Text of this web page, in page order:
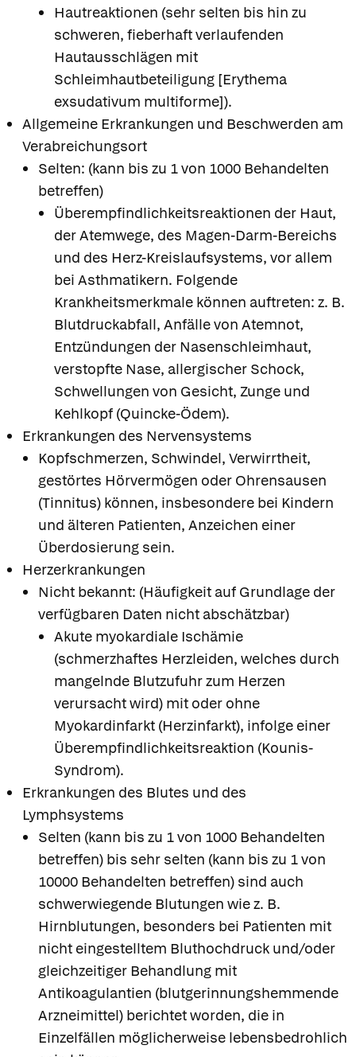
Hautreaktionen (sehr selten bis hin zu
schweren, fieberhaft verlaufenden
Hautausschlägen mit
Schleimhautbeteiligung [Erythema
exsudativum multiforme]).
Allgemeine Erkrankungen und Beschwerden am
Verabreichungsort
Selten: (kann bis zu 1 von 1000 Behandelten
betreffen)
Überempfindlichkeitsreaktionen der Haut,
der Atemwege, des Magen-Darm-Bereichs
und des Herz-Kreislaufsystems, vor allem
bei Asthmatikern. Folgende
Krankheitsmerkmale können auftreten: z. B.
Blutdruckabfall, Anfälle von Atemnot,
Entzündungen der Nasenschleimhaut,
verstopfte Nase, allergischer Schock,
Schwellungen von Gesicht, Zunge und
Kehlkopf (Quincke-Ödem).
Erkrankungen des Nervensystems
Kopfschmerzen, Schwindel, Verwirrtheit,
gestörtes Hörvermögen oder Ohrensausen
(Tinnitus) können, insbesondere bei Kindern
und älteren Patienten, Anzeichen einer
Überdosierung sein.
Herzerkrankungen
Nicht bekannt: (Häufigkeit auf Grundlage der
verfügbaren Daten nicht abschätzbar)
Akute myokardiale Ischämie
(schmerzhaftes Herzleiden, welches durch
mangelnde Blutzufuhr zum Herzen
verursacht wird) mit oder ohne
Myokardinfarkt (Herzinfarkt), infolge einer
Überempfindlichkeitsreaktion (Kounis-
Syndrom).
Erkrankungen des Blutes und des
Lymphsystems
Selten (kann bis zu 1 von 1000 Behandelten
betreffen) bis sehr selten (kann bis zu 1 von
10000 Behandelten betreffen) sind auch
schwerwiegende Blutungen wie z. B.
Hirnblutungen, besonders bei Patienten mit
nicht eingestelltem Bluthochdruck und/oder
gleichzeitiger Behandlung mit
Antikoagulantien (blutgerinnungshemmende
Arzneimittel) berichtet worden, die in
Einzelfällen möglicherweise lebensbedrohlich